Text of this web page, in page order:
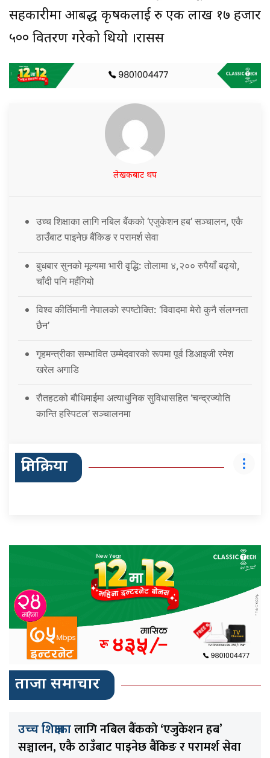
सहकारीमा आबद्ध कृषकलाई रु एक लाख १७ हजार
५०० वितरण गरेको थियो ।रासस
लेखकबाट थप
उच्च शिक्षाका लागि नबिल बैंकको ‘एजुकेशन हब’ सञ्चालन, एकै
ठाउँबाट पाइनेछ बैंकिङ र परामर्श सेवा
बुधबार सुनको मूल्यमा भारी वृद्धि: तोलामा ४,२०० रुपैयाँ बढ्यो,
चाँदी पनि महँगियो
विश्व कीर्तिमानी नेपालको स्पष्टोक्ति: ‘विवादमा मेरो कुनै संलग्नता
छैन’
गृहमन्त्रीका सम्भावित उम्मेदवारको रूपमा पूर्व डिआइजी रमेश
खरेल अगाडि
रौतहटको बौधिमाईमा अत्याधुनिक सुविधासहित ‘चन्द्रज्योति
कान्ति हस्पिटल’ सञ्चालनमा
प्रतिक्रिया
ताजा समाचार
उच्च शिक्षाकालागि नबिल बैंकको ‘एजुकेशन हब’
सञ्चालन, एकै ठाउँबाट पाइनेछ बैंकिङ र परामर्श सेवा